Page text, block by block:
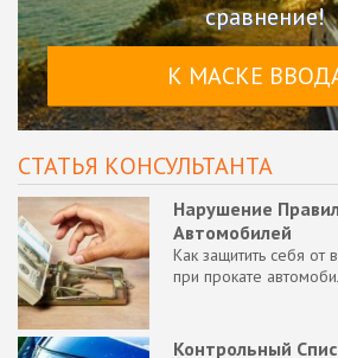
сравнение!
К МАСКЕ
СТАТЬЯ КОНСУЛЬТАНТА
Нарушение
Автомобилей
Как защитить себя
при прокате
Контрольный